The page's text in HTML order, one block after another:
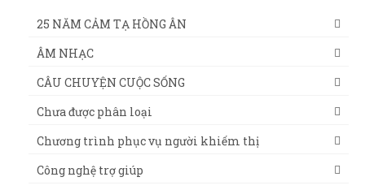
25 NĂM CẢM TẠ HỒNG ÂN
ÂM NHẠC
CÂU CHUYỆN CUỘC SỐNG
Chưa được phân loại
Chương trình phục vụ người khiếm thị
Công nghệ trợ giúp